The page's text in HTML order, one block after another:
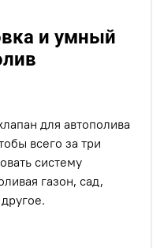
и умный
для автополива
всего за три
систему
газон, сад,